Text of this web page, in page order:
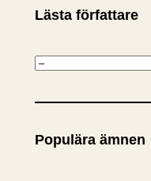
Lästa författare
K
t
g
Populära ämnen